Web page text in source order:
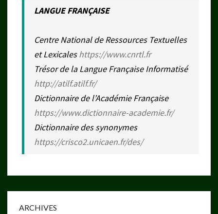
LANGUE FRANÇAISE
Centre National de Ressources Textuelles
et Lexicaleshttps://www.cnrtl.fr
Trésor de la Langue Française Informatisé
http://atilf.atilf.fr/
Dictionnaire de l’Académie Française
https://www.dictionnaire-academie.fr/
Dictionnaire des synonymes
https://crisco2.unicaen.fr/des/
ARCHIVES